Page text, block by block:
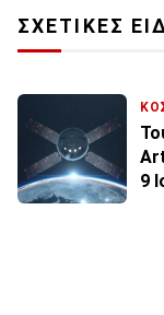
ΣΧΕΤΙΚΕΣ
9